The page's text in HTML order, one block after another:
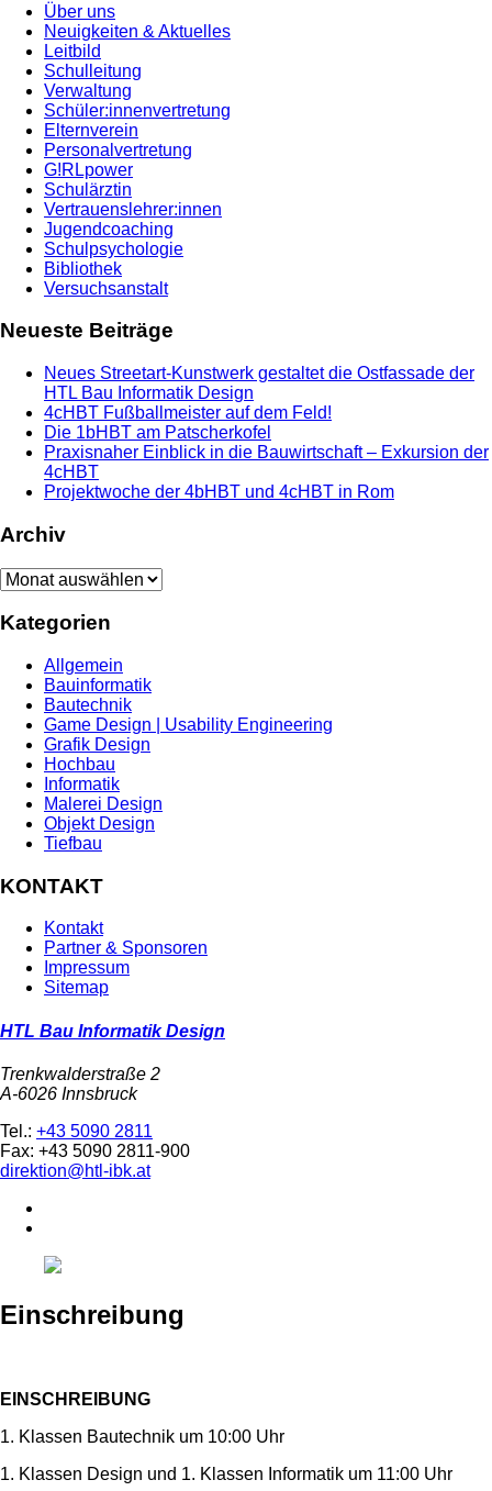
Über uns
Neuigkeiten & Aktuelles
Leitbild
Schulleitung
Verwaltung
Schüler:innenvertretung
Elternverein
Personalvertretung
G!RLpower
Schulärztin
Vertrauenslehrer:innen
Jugendcoaching
Schulpsychologie
Bibliothek
Versuchsanstalt
Neueste Beiträge
Neues Streetart-Kunstwerk gestaltet die Ostfassade der
HTL Bau Informatik Design
4cHBT Fußballmeister auf dem Feld!
Die 1bHBT am Patscherkofel
Praxisnaher Einblick in die Bauwirtschaft – Exkursion der
4cHBT
Projektwoche der 4bHBT und 4cHBT in Rom
Archiv
Archiv
Kategorien
Allgemein
Bauinformatik
Bautechnik
Game Design | Usability Engineering
Grafik Design
Hochbau
Informatik
Malerei Design
Objekt Design
Tiefbau
KONTAKT
Kontakt
Partner & Sponsoren
Impressum
Sitemap
HTL Bau Informatik Design
Trenkwalderstraße 2
A-6026 Innsbruck
Tel.: +43 5090 2811
Fax: +43 5090 2811-900
direktion@htl-ibk.at
Einschreibung
EINSCHREIBUNG
1. Klassen Bautechnik um 10:00 Uhr
1. Klassen Design und 1. Klassen Informatik um 11:00 Uhr